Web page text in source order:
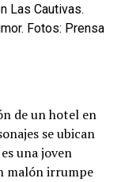
Las Cautivas.
Fotos: Prensa
de un hotel en
se ubican
una joven
malón irrumpe